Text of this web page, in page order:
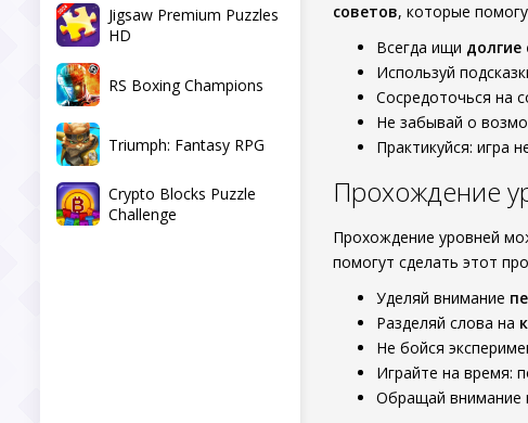
Jigsaw Premium Puzzles
HD
RS Boxing Champions
Triumph: Fantasy RPG
Crypto Blocks Puzzle
Challenge
советов, которые
Всегда ищи долгие
Используй
Сосредоточься на
Не забывай о
Практикуйся: игра
Прохождение
Прохождение уровней
помогут сделать этот
Уделяй внимание
Разделяй слова на
Не бойся
Играйте на время:
Обращай внимание